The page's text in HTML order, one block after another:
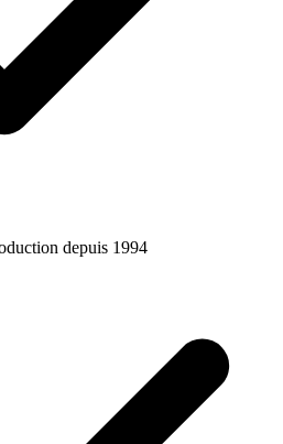
depuis 1994